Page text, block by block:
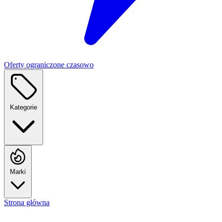
Oferty ograniczone czasowo
Kategorie
Marki
Strona główna